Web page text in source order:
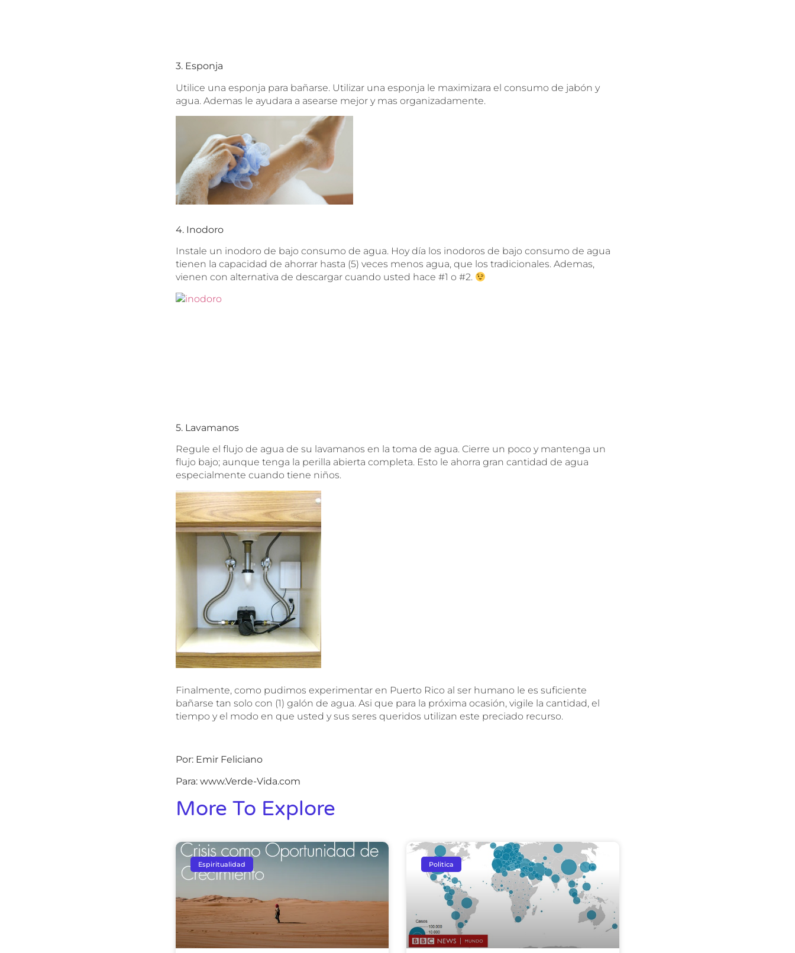
3. Esponja
Utilice una esponja para bañarse. Utilizar una esponja le maximizara el consumo de jabón y
agua. Ademas le ayudara a asearse mejor y mas organizadamente.
4. Inodoro
Instale un inodoro de bajo consumo de agua. Hoy día los inodoros de bajo consumo de agua
tienen la capacidad de ahorrar hasta (5) veces menos agua, que los tradicionales. Ademas,
vienen con alternativa de descargar cuando usted hace #1 o #2.
5. Lavamanos
Regule el flujo de agua de su lavamanos en la toma de agua. Cierre un poco y mantenga un
flujo bajo; aunque tenga la perilla abierta completa. Esto le ahorra gran cantidad de agua
especialmente cuando tiene niños.
Finalmente, como pudimos experimentar en Puerto Rico al ser humano le es suficiente
bañarse tan solo con (1) galón de agua. Asi que para la próxima ocasión, vigile la cantidad, el
tiempo y el modo en que usted y sus seres queridos utilizan este preciado recurso.
Por: Emir Feliciano
Para: www.Verde-Vida.com
More To Explore
Espiritualidad Politica